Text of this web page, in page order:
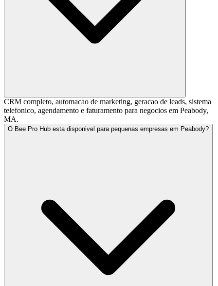
CRM completo, automacao de marketing, geracao de leads, sistema
telefonico, agendamento e faturamento para negocios em Peabody,
MA.
O Bee Pro Hub esta disponivel para pequenas empresas em Peabody?